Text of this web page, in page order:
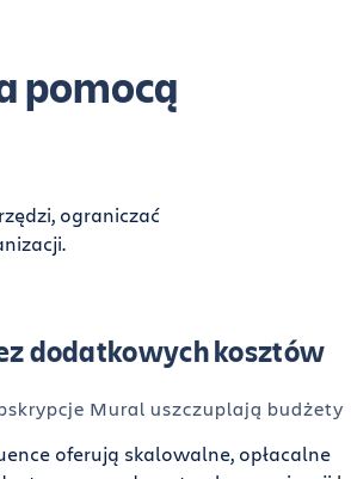
pomocą
ograniczać
dodatkowych kosztów
Mural uszczuplają budżety
oferują skalowalne, opłacalne